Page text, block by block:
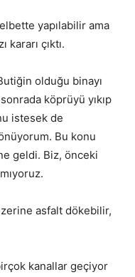
yapılabilir ama
kararı çıktı.
olduğu binayı
köprüyü yıkıp
istesek de
Bu konu
geldi. Biz, önceki
asfalt dökebilir,
kanallar geçiyor